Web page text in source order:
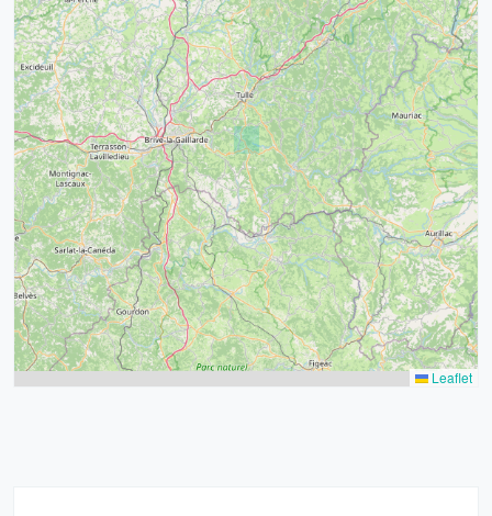
4
15
21
14
32
39
52 68
43
Leaflet